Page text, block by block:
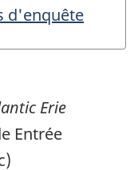
d'enquête
Erie
Entrée